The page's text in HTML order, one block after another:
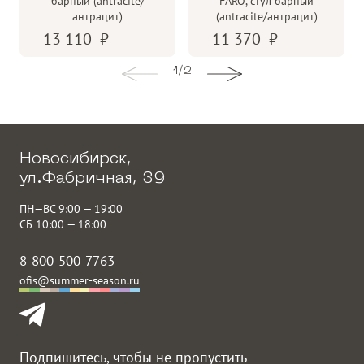
антрацит)
13 110
(antracite/антрацит)
11 370
1 / 2
Новосибирск,
ул.Фабричная, 39
ПН—ВС 9:00 — 19:00
СБ 10:00 — 18:00
8-800-500-7763
ofis@summer-season.ru
Подпишитесь, чтобы не пропустить